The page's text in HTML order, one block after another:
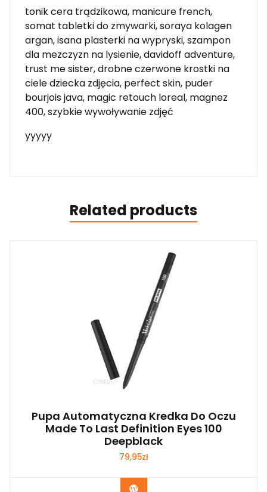
tonik cera trądzikowa, manicure french,
somat tabletki do zmywarki, soraya kolagen
argan, isana plasterki na wypryski, szampon
dla mezczyzn na lysienie, davidoff adventure,
trust me sister, drobne czerwone krostki na
ciele dziecka zdjęcia, perfect skin, puder
bourjois java, magic retouch loreal, magnez
400, szybkie wywoływanie zdjęć
yyyyy
Related products
Pupa Automatyczna Kredka Do Oczu
Made To Last Definition Eyes 100
Deepblack
79,95zł
Zobacz